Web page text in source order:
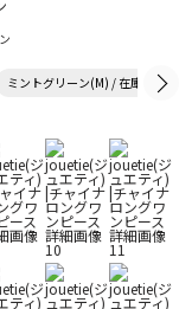
ミントグリーン(M) / 在庫なし